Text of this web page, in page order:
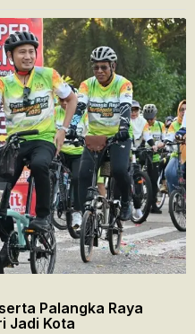
Palangka Raya
Jadi Kota